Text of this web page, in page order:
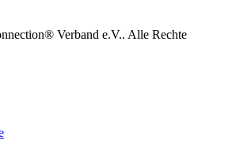
Verband e.V.. Alle Rechte